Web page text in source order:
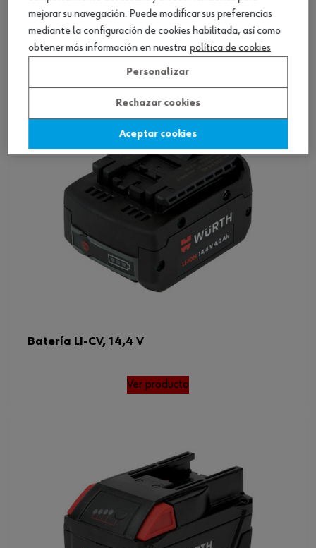
Batería, LI-AS de 18 V
Ver producto
Batería LI-CV, 14,4 V
Ver producto
mejorar su navegación. Puede modificar sus preferencias
mediante la configuración de cookies habilitada, así como
obtener más información en nuestra política de cookies
Personalizar
Rechazar cookies
Aceptar cookies